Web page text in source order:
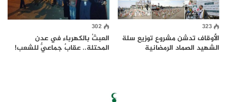
323
الأوقاف تدشن مشروع توزيع سلة
الشهيد الصماد الرمضانية
302
العبثُ بالكهرباء في عدن
المحتلة.. عقابٌ جماعيٌّ للشعب!